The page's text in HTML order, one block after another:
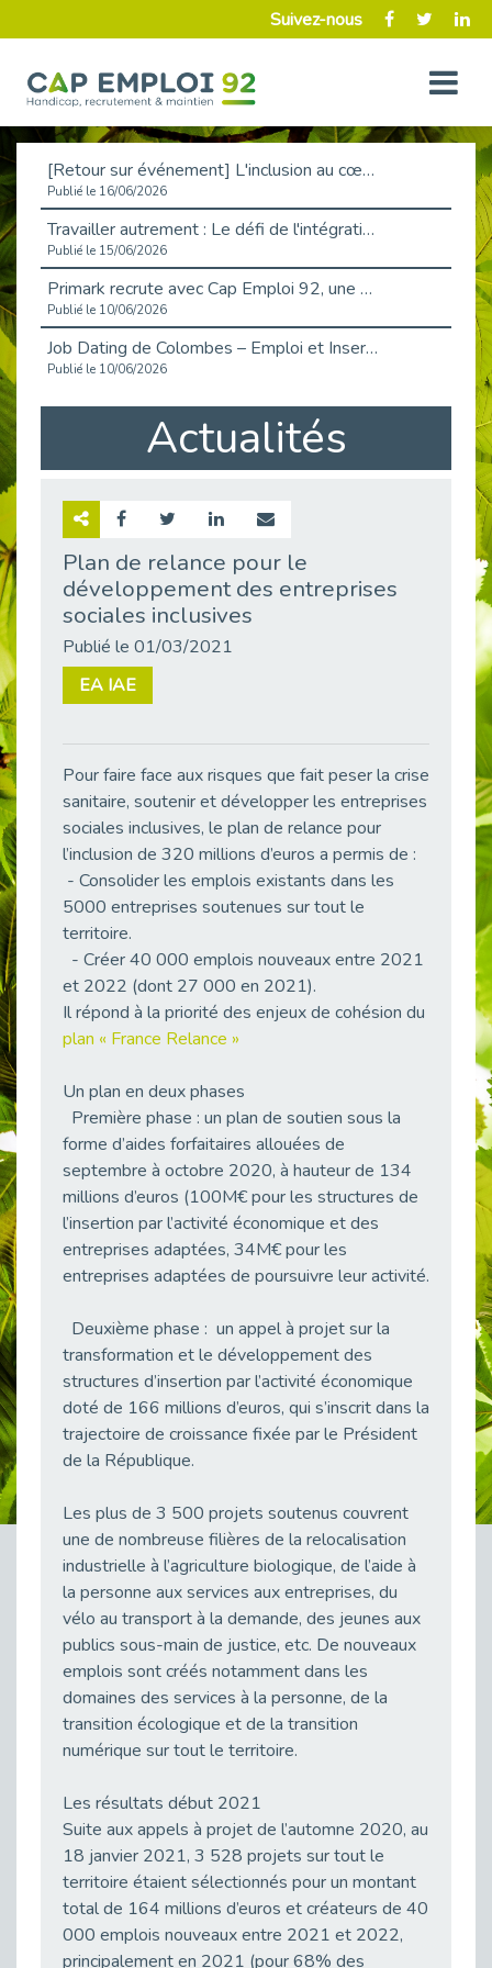
Suivez-nous
[Retour sur événement] L'inclusion au cœur de la Place de l'Emploi à La Défense !
Publié le 16/06/2026
Travailler autrement : Le défi de l'intégration des maladies chroniques en entreprise
Publié le 15/06/2026
Primark recrute avec Cap Emploi 92, une matinée couronnée de succès !
Publié le 10/06/2026
Job Dating de Colombes – Emploi et Insertion
Publié le 10/06/2026
Aborder l'entretien et la situation de handicap en toute confiance
Publié le 09/06/2026
Retour sur l’atelier « Optimiser sa recherche d’emploi »
Emploi & Handicap : Hachette Livre et Cap emploi 92 renforcent leur collaboration
Publié le 02/06/2026
Publié le 30/05/2026
Publié le 21/05/2026
L’alternance : un levier stratégique pour recruter et inclure durablement
Publié le 18/05/2026
Fibromyalgie : Quand la douleur invisible s’invite au bureau
Publié le 12/05/2026
Publié le 12/05/2026
38 vidéos pour comprendre et agir durablement
Publié le 04/05/2026
Publié le 04/05/2026
L'alternance : un tremplin vers l'emploi aussi pour les personnes en situation de handicap
Publié le 01/05/2026
Témoignage : Le parcours de Marc, 44 ans
Publié le 30/04/2026
Publié le 29/04/2026
Publié le 29/04/2026
28 avril : Agir ensemble pour une culture de prévention au travail
Publié le 27/04/2026
Mobilisation pour l’alternance et le handicap
Publié le 24/04/2026
Témoignage : "Le maintien en emploi est un investissement, pas une contrainte."
Publié le 22/04/2026
L’équipe de Cap Emploi 92 s’agrandit : Bienvenue à Charmila, Khoudia et Fadila !
Publié le 20/04/2026
[RETOUR SUR] Une session de recrutement inclusive réussie à Asnières !
Publié le 20/04/2026
Publié le 20/04/2026
Publié le 13/04/2026
Recrutement et Handicap : Et si vous testiez avant de vous engager ?
Publié le 13/04/2026
Journée mondiale de la maladie de Parkinson : Mieux comprendre pour mieux accompagner
Publié le 11/04/2026
Actualités
Plan de relance pour le
développement des entreprises
sociales inclusives
Publié le 01/03/2021
EA IAE
Pour faire face aux risques que fait peser la crise
sanitaire, soutenir et développer les entreprises
sociales inclusives, le plan de relance pour
l’inclusion de 320 millions d’euros a permis de :
- Consolider les emplois existants dans les
5000 entreprises soutenues sur tout le
territoire.
- Créer 40 000 emplois nouveaux entre 2021
et 2022 (dont 27 000 en 2021).
Il répond à la priorité des enjeux de cohésion du
plan « France Relance »
Un plan en deux phases
Première phase : un plan de soutien sous la
forme d’aides forfaitaires allouées de
septembre à octobre 2020, à hauteur de 134
millions d’euros (100M€ pour les structures de
l’insertion par l’activité économique et des
entreprises adaptées, 34M€ pour les
entreprises adaptées de poursuivre leur activité.
Deuxième phase : un appel à projet sur la
transformation et le développement des
structures d’insertion par l’activité économique
doté de 166 millions d’euros, qui s’inscrit dans la
trajectoire de croissance fixée par le Président
de la République.
Les plus de 3 500 projets soutenus couvrent
une de nombreuse filières de la relocalisation
industrielle à l’agriculture biologique, de l’aide à
la personne aux services aux entreprises, du
vélo au transport à la demande, des jeunes aux
publics sous-main de justice, etc. De nouveaux
emplois sont créés notamment dans les
domaines des services à la personne, de la
transition écologique et de la transition
numérique sur tout le territoire.
Les résultats début 2021
Suite aux appels à projet de l’automne 2020, au
18 janvier 2021, 3 528 projets sur tout le
territoire étaient sélectionnés pour un montant
total de 164 millions d’euros et créateurs de 40
000 emplois nouveaux entre 2021 et 2022,
principalement en 2021 (pour 68% des